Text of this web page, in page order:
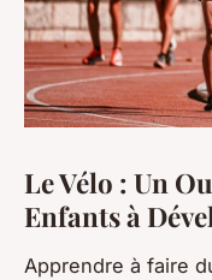
Le Vélo : Un
Enfants à
Apprendre à faire